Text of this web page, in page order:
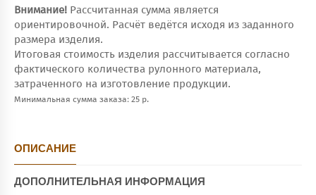
Внимание! Рассчитанная сумма является
ориентировочной. Расчёт ведётся исходя из заданного
размера изделия.
Итоговая стоимость изделия рассчитывается согласно
фактического количества рулонного материала,
затраченного на изготовление продукции.
Минимальная сумма заказа: 25 р.
ОПИСАНИЕ
ДОПОЛНИТЕЛЬНАЯ ИНФОРМАЦИЯ